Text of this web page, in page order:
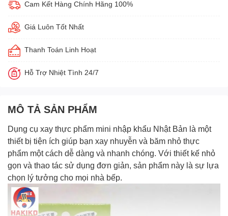
Cam Kết Hàng Chính Hãng 100%
Giá Luôn Tốt Nhất
Thanh Toán Linh Hoạt
Hỗ Trợ Nhiệt Tình 24/7
MÔ TẢ SẢN PHẨM
Dụng cụ xay thực phẩm mini nhập khẩu Nhật Bản là một
thiết bị tiện ích giúp bạn xay nhuyễn và băm nhỏ thực
phẩm một cách dễ dàng và nhanh chóng. Với thiết kế nhỏ
gọn và thao tác sử dụng đơn giản, sản phẩm này là sự lựa
chọn lý tưởng cho mọi nhà bếp.